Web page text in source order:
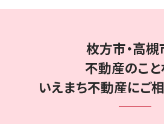
枚方市・高槻
不動産のこと
いえまち不動産にご相